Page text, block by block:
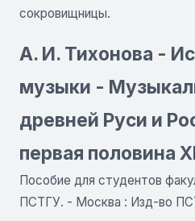
сокровищницы.
А. И. Тихонова -
музыки -
древней Руси и
первая половина
Пособие для студентов
ПСТГУ. - Москва : Изд-во